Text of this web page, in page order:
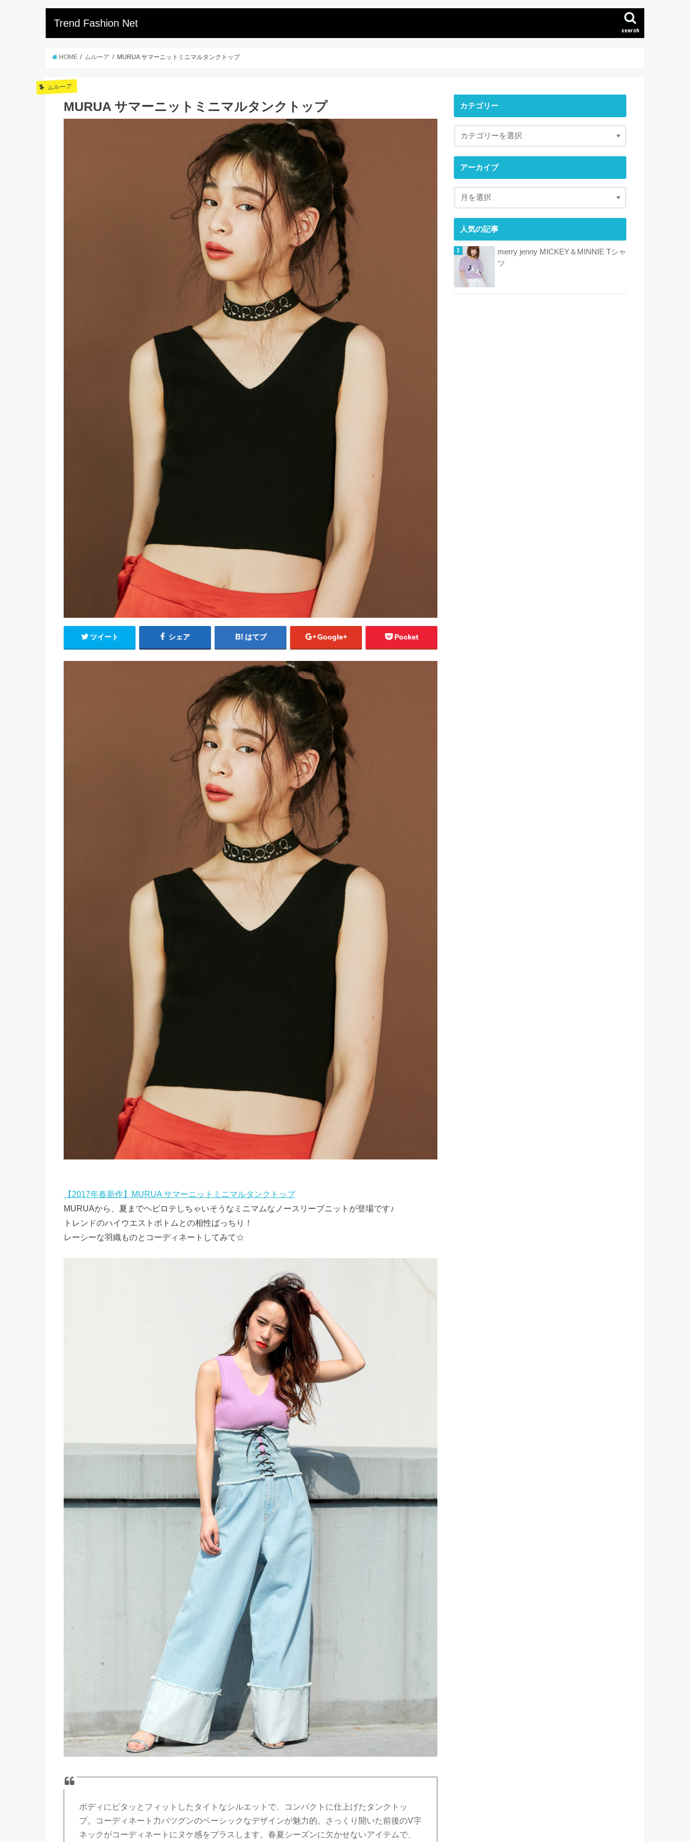
Trend Fashion Net
search
HOME ムルーア MURUA サマーニットミニマルタンクトップ
ムルーア
MURUA サマーニットミニマルタンクトップ
ツイート シェア はてブ Google+ Pocket
【2017年春新作】MURUA サマーニットミニマルタンクトップ
MURUAから、夏までヘビロテしちゃいそうなミニマムなノースリーブニットが登場です♪
トレンドのハイウエストボトムとの相性ばっちり！
レーシーな羽織ものとコーディネートしてみて☆
ボディにピタッとフィットしたタイトなシルエットで、コンパクトに仕上げたタンクトッ
プ。コーディネート力バツグンのベーシックなデザインが魅力的。さっくり開いた前後のV字
ネックがコーディネートにヌケ感をプラスします。春夏シーズンに欠かせないアイテムで、
カテゴリー
アーカイブ
人気の記事
merry jenny MICKEY＆MINNIE Tシャ
ツ